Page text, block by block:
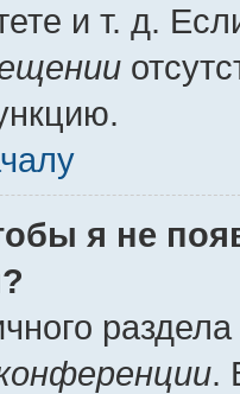
и т. д.
я не
.